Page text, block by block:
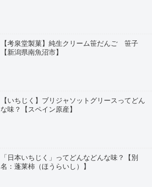
【考泉堂製菓】純生クリーム笹だんご 笹子
【新潟県南魚沼市】
【いちじく】ブリジャソットグリースってどん
な味？【スペイン原産】
「日本いちじく」ってどんなどんな味？【別
名：蓬莱柿（ほうらいし）】